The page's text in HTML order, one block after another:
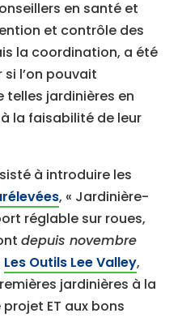
en santé et
et contrôle des
la coordination, a été
l’on pouvait
telles jardinières en
à la faisabilité de leur
à introduire les
, « Jardinière-
réglable sur roues,
depuis novembre
Les Outils Lee Valley,
jardinières à la
ET aux bons